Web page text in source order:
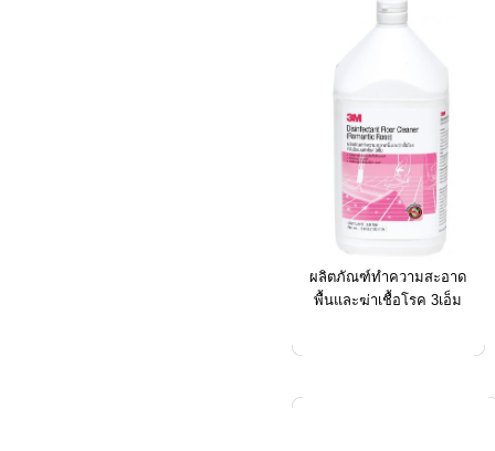
ผลิตภัณฑ์ทำความสะอาด
พื้นและฆ่าเชื้อโรค 3เอ็ม